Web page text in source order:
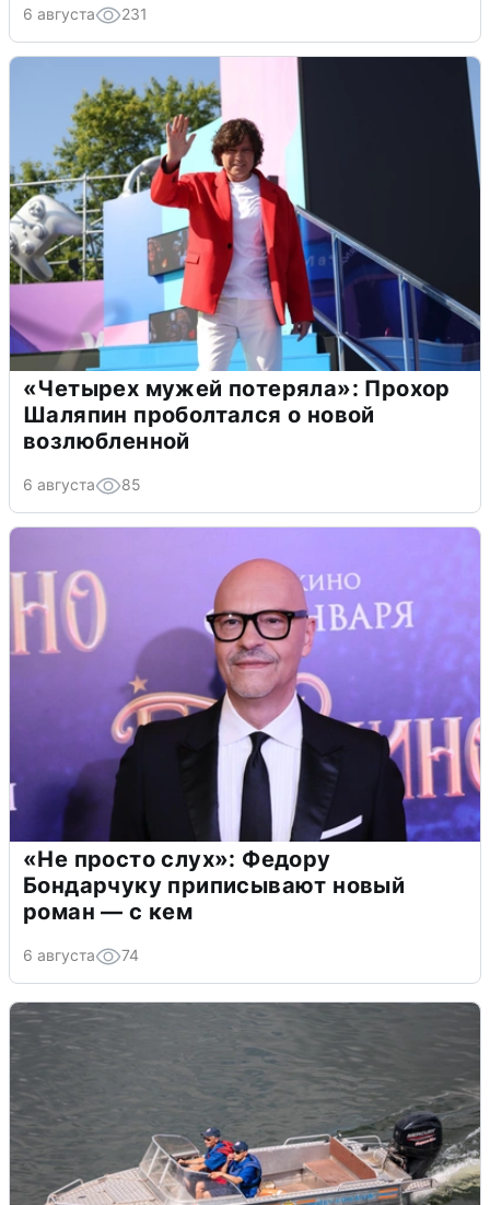
6 августа 231
«Четырех мужей потеряла»: Прохор
Шаляпин проболтался о новой
возлюбленной
6 августа 85
«Не просто слух»: Федору
Бондарчуку приписывают новый
роман — с кем
6 августа 74